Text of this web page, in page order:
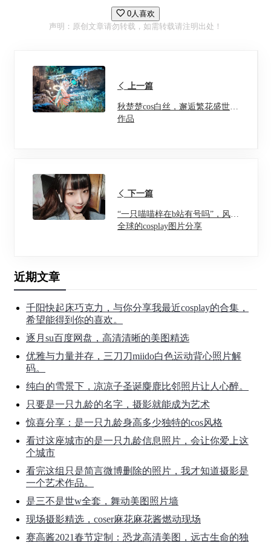
0人喜欢
声明：原创文章请勿转载，如需转载请注明出处！
上一篇
秋楚楚cos白丝，邂逅繁花盛世的
作品
下一篇
“一只喵喵梓在b站有号吗”，风靡
全球的cosplay图片分享
近期文章
千阳快起床巧克力，与你分享我最近cosplay的合集，
希望能得到你的喜欢。
逐月su百度网盘，高清清晰的美图精选
优雅与力量并存，三刀刀miido白色运动背心照片解
码。
纯白的雪景下，凉凉子圣诞麋鹿比邻照片让人心醉。
只要是一只九龄的名字，摄影就能成为艺术
惊喜分享：是一只九龄身高多少独特的cos风格
看过这座城市的是一只九龄信息照片，会让你爱上这
个城市
看完这组只是简言微博删除的照片，我才知道摄影是
一个艺术作品。
是三不是世w全套，舞动美图照片墙
现场摄影精选，coser麻花麻花酱燃动现场
赛高酱2021春节定制：恐龙高清美图，远古生命的独